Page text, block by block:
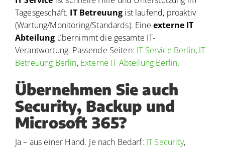
Tagesgeschäft. IT Betreuung ist laufend, proaktiv
(Wartung/Monitoring/Standards). Eine externe IT
Abteilung übernimmt die gesamte IT-
Verantwortung. Passende Seiten: IT Service Berlin, IT
Betreuung Berlin, Externe IT Abteilung Berlin.
Übernehmen Sie auch
Security, Backup und
Microsoft 365?
Ja – aus einer Hand. Je nach Bedarf: IT Security,